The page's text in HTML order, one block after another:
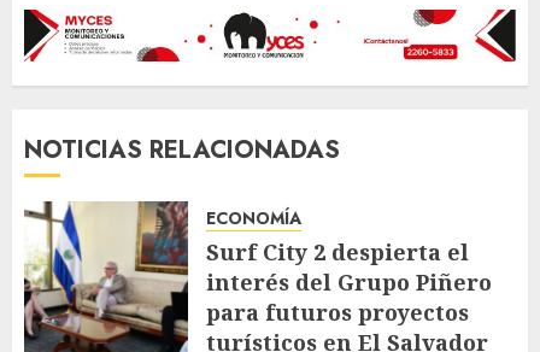
NOTICIAS RELACIONADAS
ECONOMÍA
Surf City 2 despierta el
interés del Grupo Piñero
para futuros proyectos
turísticos en El Salvador